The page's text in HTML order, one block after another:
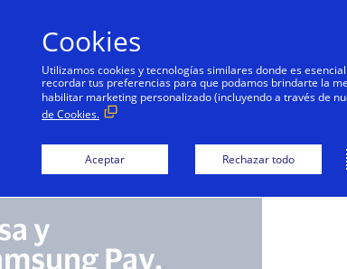
y
Pay.
Cookies
Utilizamos cookies y tecnologías similares donde es
recordar tus preferencias para que podamos brindarte la
habilitar marketing personalizado (incluyendo a través de
de Cookies.
Aceptar Rechazar todo